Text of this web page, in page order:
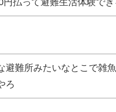
避難所みたいなとこで雑
ろ